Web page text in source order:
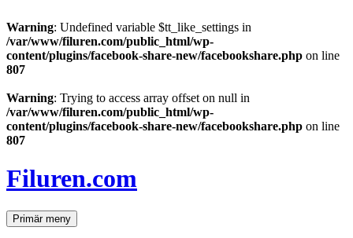
Warning: Undefined variable $tt_like_settings in
/var/www/filuren.com/public_html/wp-
content/plugins/facebook-share-new/facebookshare.php on line
807
Warning: Trying to access array offset on null in
/var/www/filuren.com/public_html/wp-
content/plugins/facebook-share-new/facebookshare.php on line
807
till
innehåll
Filuren.com
SökPrimär meny